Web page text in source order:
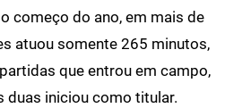
começo do ano, em mais de
atuou somente 265 minutos,
que entrou em campo,
duas iniciou como titular.